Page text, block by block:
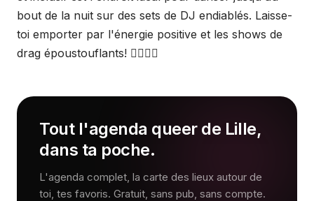
bout de la nuit sur des sets de DJ endiablés. Laisse-
toi emporter par l'énergie positive et les shows de
drag époustouflants! 🏳️‍🌈🎶💃
Tout l'agenda queer de Lille,
dans ta poche.
L'agenda complet, la carte des lieux autour de
toi, tes favoris. Gratuit, sans pub, sans compte.